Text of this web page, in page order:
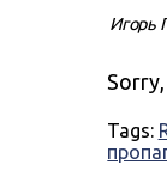
Игорь
Tags: